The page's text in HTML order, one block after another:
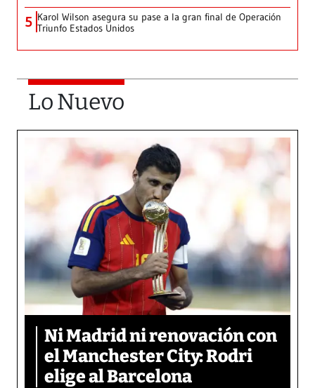
5 Karol Wilson asegura su pase a la gran final de Operación
Triunfo Estados Unidos
Lo Nuevo
Ni Madrid ni renovación con
el Manchester City: Rodri
elige al Barcelona